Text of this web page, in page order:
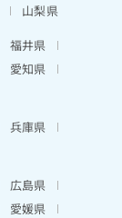
山梨県
福井県
愛知県
兵庫県
広島県
愛媛県